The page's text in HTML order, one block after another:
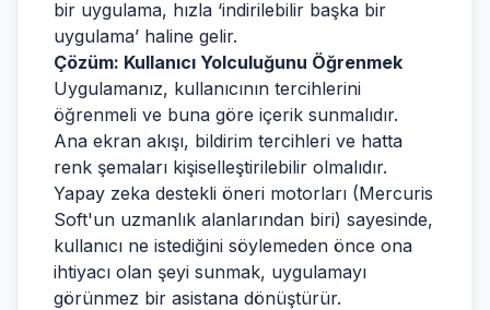
bir uygulama, hızla ‘indirilebilir başka bir
uygulama’ haline gelir.
Çözüm: Kullanıcı Yolculuğunu Öğrenmek
Uygulamanız, kullanıcının tercihlerini
öğrenmeli ve buna göre içerik sunmalıdır.
Ana ekran akışı, bildirim tercihleri ve hatta
renk şemaları kişiselleştirilebilir olmalıdır.
Yapay zeka destekli öneri motorları (Mercuris
Soft'un uzmanlık alanlarından biri) sayesinde,
kullanıcı ne istediğini söylemeden önce ona
ihtiyacı olan şeyi sunmak, uygulamayı
görünmez bir asistana dönüştürür.